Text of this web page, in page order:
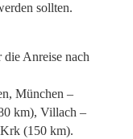
sollten.
Anreise nach
München –
km), Villach –
(150 km).